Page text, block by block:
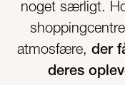
noget særligt.
atmosfære, der
deres